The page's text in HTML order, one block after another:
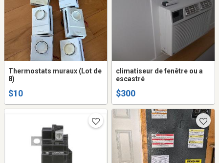
Thermostats muraux (Lot de
8)
$10
climatiseur de fenêtre ou a
escastré
$300